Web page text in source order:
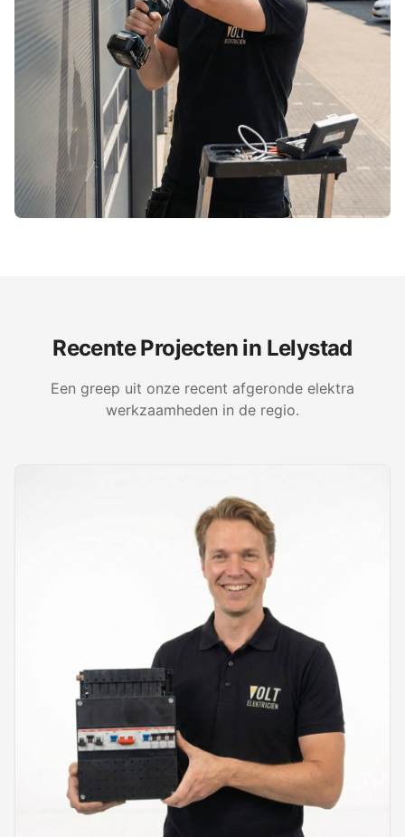
Recente Projecten in Lelystad
Een greep uit onze recent afgeronde elektra
werkzaamheden in de regio.